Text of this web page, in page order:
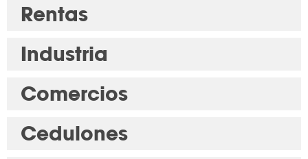
Rentas
Industria
Comercios
Cedulones